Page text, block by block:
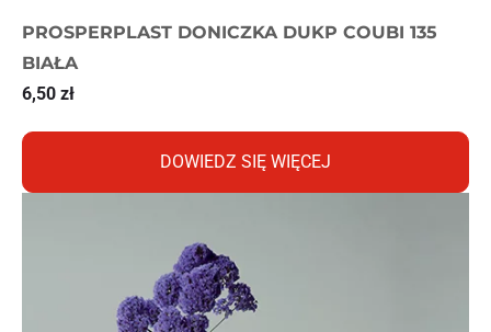
PROSPERPLAST DONICZKA DUKP COUBI 135
BIAŁA
6,50 zł
DOWIEDZ SIĘ WIĘCEJ